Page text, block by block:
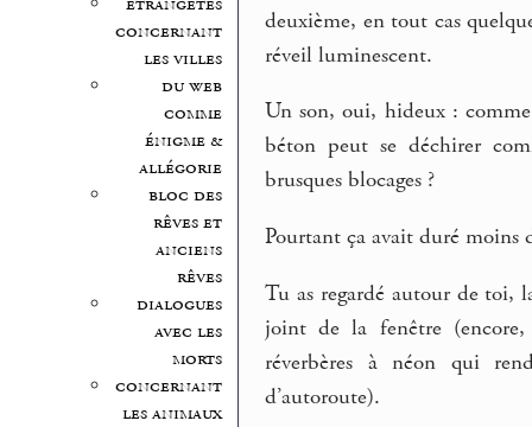
concernant
les villes
du web
comme
énigme &
allégorie
bloc des
rêves et
anciens
rêves
dialogues
avec les
morts
concernant
les animaux
deuxième, en tout cas
réveil luminescent.
Un son, oui, hideux :
béton peut se déchirer
brusques blocages ?
Pourtant ça avait duré moins
Tu as regardé autour de toi,
joint de la fenêtre (encore,
réverbères à néon qui
d’autoroute).